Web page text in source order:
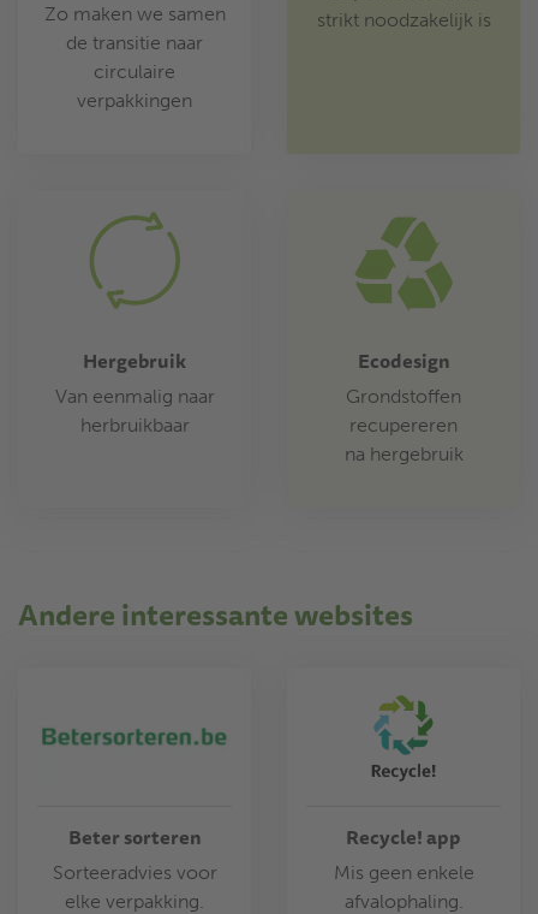
Zo maken we samen
de transitie naar
circulaire
verpakkingen
strikt noodzakelijk is
Hergebruik
Van eenmalig naar
herbruikbaar
Ecodesign
Grondstoffen
recupereren
na hergebruik
Andere interessante websites
Beter sorteren
Sorteeradvies voor
elke verpakking.
Recycle! app
Mis geen enkele
afvalophaling.